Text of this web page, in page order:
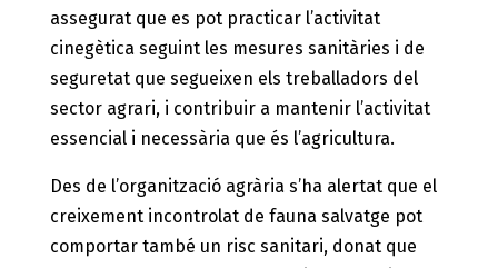
assegurat que es pot practicar l’activitat
cinegètica seguint les mesures sanitàries i de
seguretat que segueixen els treballadors del
sector agrari, i contribuir a mantenir l’activitat
essencial i necessària que és l’agricultura.
Des de l’organització agrària s’ha alertat que el
creixement incontrolat de fauna salvatge pot
comportar també un risc sanitari, donat que